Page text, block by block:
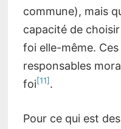
commune), mais
capacité de
foi elle-même.
responsables
foi[11].
Pour ce qui est